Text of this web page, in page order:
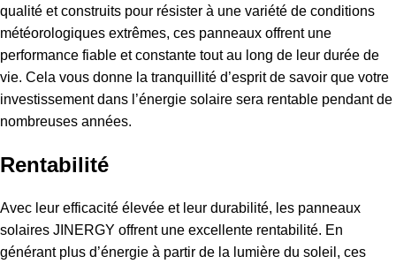
qualité et construits pour résister à une variété de conditions
météorologiques extrêmes, ces panneaux offrent une
performance fiable et constante tout au long de leur durée de
vie. Cela vous donne la tranquillité d’esprit de savoir que votre
investissement dans l’énergie solaire sera rentable pendant de
nombreuses années.
Rentabilité
Avec leur efficacité élevée et leur durabilité, les panneaux
solaires JINERGY offrent une excellente rentabilité. En
générant plus d’énergie à partir de la lumière du soleil, ces